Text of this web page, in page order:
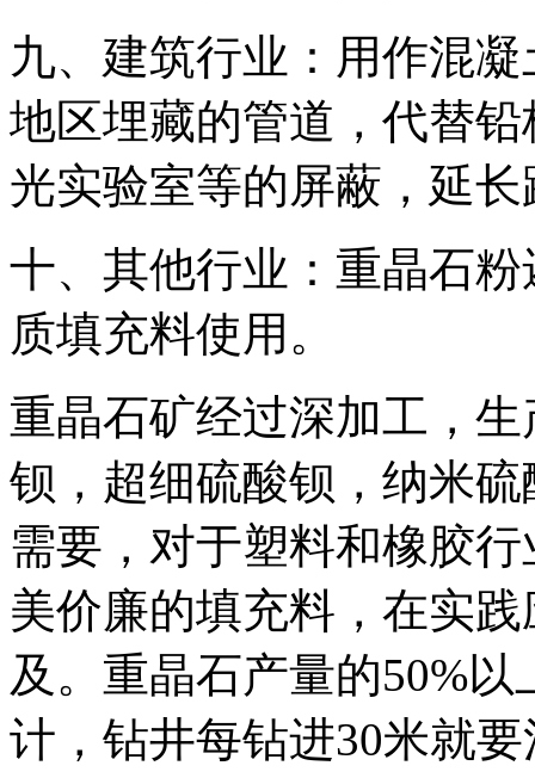
九、建筑行业：用作混
地区埋藏的管道，代替
光实验室等的屏蔽，延
十、其他行业：重晶石
质填充料使用。
重晶石矿经过深加工，
钡，超细硫酸钡，纳米
需要，对于塑料和橡胶
美价廉的填充料，在实
及。重晶石产量的50%
计，钻井每钻进30米就